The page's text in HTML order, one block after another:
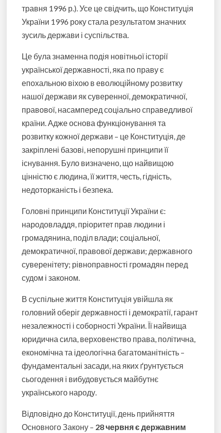
травня 1996 р.). Усе це свідчить, що Конституція
України 1996 року стала результатом значних
зусиль держави і суспільства.
Це була знаменна подія новітньої історії
української державності, яка по праву є
епохальною віхою в еволюційному розвитку
нашої держави як суверенної, демократичної,
правової, насамперед соціально справедливої
країни. Адже основа функціонування та
розвитку кожної держави – це Конституція, де
закріплені базові, непорушні принципи її
існування. Було визначено, що найвищою
цінністю є людина, її життя, честь, гідність,
недоторканість і безпека.
Головні принципи Конституції України є:
народовладдя, пріоритет прав людини і
громадянина, поділ влади; соціальної,
демократичної, правової держави; державного
суверенітету; рівноправності громадян перед
судом і законом.
В суспільне життя Конституція увійшла як
головний оберіг державності і демократії, гарант
незалежності і соборності України. Її найвища
юридична сила, верховенство права, політична,
економічна та ідеологічна багатоманітність –
фундаментальні засади, на яких ґрунтується
сьогодення і вибудовується майбутнє
українського народу.
Відповідно до Конституції, день прийняття
Основного Закону – 28 червняє державним